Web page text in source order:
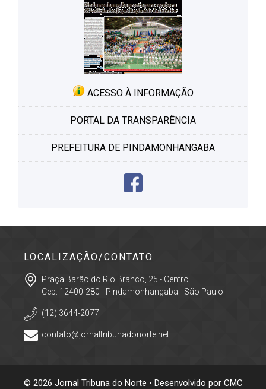
ACESSO À INFORMAÇÃO
PORTAL DA TRANSPARÊNCIA
PREFEITURA DE PINDAMONHANGABA
LOCALIZAÇÃO/CONTATO
Praça Barão do Rio Branco, 25 - Centro
Cep: 12400-280 - Pindamonhangaba - São Paulo
(12) 3644-2077
contato@jornaltribunadonorte.net
© 2026 Jornal Tribuna do Norte • Desenvolvido por CMC